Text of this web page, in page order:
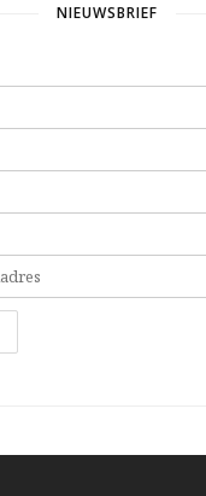
NIEUWSBRIEF